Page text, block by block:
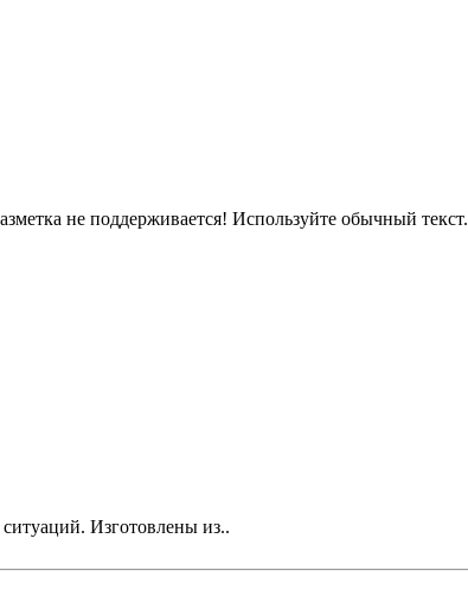
не поддерживается! Используйте обычный текст.
Изготовлены из..